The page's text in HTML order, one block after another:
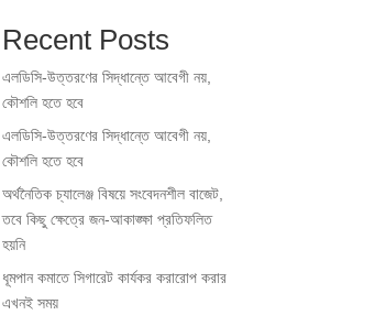
Recent Posts
এলডিসি-উত্তরণের সিদ্ধান্তে আবেগী নয়,
কৌশলি হতে হবে
এলডিসি-উত্তরণের সিদ্ধান্তে আবেগী নয়,
কৌশলি হতে হবে
অর্থনৈতিক চ্যালেঞ্জ বিষয়ে সংবেদনশীল বাজেট,
তবে কিছু ক্ষেত্রে জন-আকাঙ্ক্ষা প্রতিফলিত
হয়নি
ধূমপান কমাতে সিগারেট কার্যকর করারোপ করার
এখনই সময়